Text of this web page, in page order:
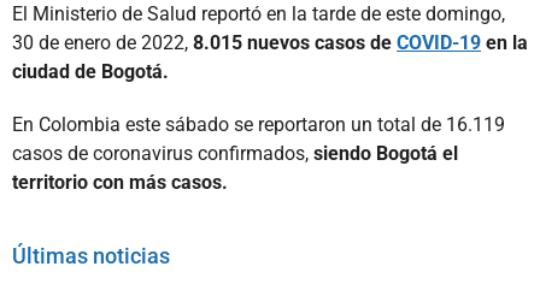
El Ministerio de Salud reportó en la tarde de este domingo,
30 de enero de 2022, 8.015 nuevos casos de COVID-19 en la
ciudad de Bogotá.
En Colombia este sábado se reportaron un total de 16.119
casos de coronavirus confirmados, siendo Bogotá el
territorio con más casos.
Últimas noticias